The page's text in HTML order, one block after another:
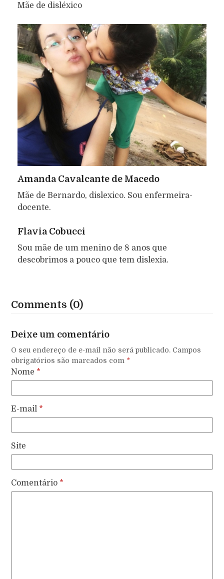
Mãe de disléxico
Amanda Cavalcante de Macedo
Mãe de Bernardo, dislexico. Sou enfermeira-
docente.
Flavia Cobucci
Sou mãe de um menino de 8 anos que
descobrimos a pouco que tem dislexia.
Comments (0)
Deixe um comentário
O seu endereço de e-mail não será publicado. Campos
obrigatórios são marcados com *
Nome *
E-mail *
Site
Comentário *